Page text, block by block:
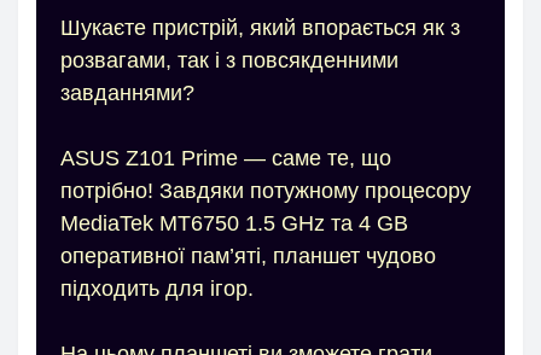
Шукаєте пристрій, який впорається як з
розвагами, так і з повсякденними
завданнями?
ASUS Z101 Prime — саме те, що
потрібно! Завдяки потужному процесору
MediaTek MT6750 1.5 GHz та 4 GB
оперативної пам’яті, планшет чудово
підходить для ігор.